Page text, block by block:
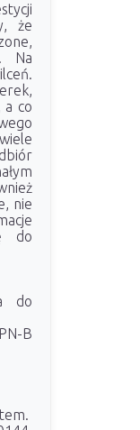
że
Na
a co
nie
do
do
B